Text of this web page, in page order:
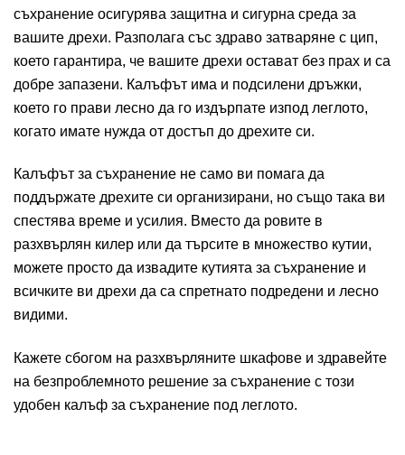
съхранение осигурява защитна и сигурна среда за
вашите дрехи. Разполага със здраво затваряне с цип,
което гарантира, че вашите дрехи остават без прах и са
добре запазени. Калъфът има и подсилени дръжки,
което го прави лесно да го издърпате изпод леглото,
когато имате нужда от достъп до дрехите си.
Калъфът за съхранение не само ви помага да
поддържате дрехите си организирани, но също така ви
спестява време и усилия. Вместо да ровите в
разхвърлян килер или да търсите в множество кутии,
можете просто да извадите кутията за съхранение и
всичките ви дрехи да са спретнато подредени и лесно
видими.
Кажете сбогом на разхвърляните шкафове и здравейте
на безпроблемното решение за съхранение с този
удобен калъф за съхранение под леглото.